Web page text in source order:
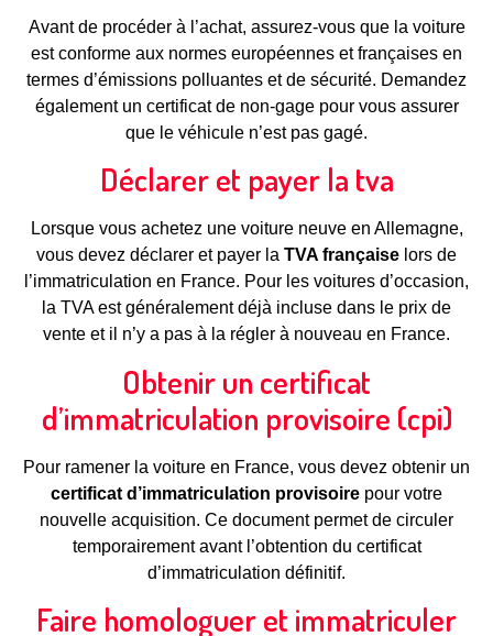
Avant de procéder à l’achat, assurez-vous que la voiture
est conforme aux normes européennes et françaises en
termes d’émissions polluantes et de sécurité. Demandez
également un certificat de non-gage pour vous assurer
que le véhicule n’est pas gagé.
Déclarer et payer la tva
Lorsque vous achetez une voiture neuve en Allemagne,
vous devez déclarer et payer la TVA française lors de
l’immatriculation en France. Pour les voitures d’occasion,
la TVA est généralement déjà incluse dans le prix de
vente et il n’y a pas à la régler à nouveau en France.
Obtenir un certificat
d’immatriculation provisoire (cpi)
Pour ramener la voiture en France, vous devez obtenir un
certificat d’immatriculation provisoire pour votre
nouvelle acquisition. Ce document permet de circuler
temporairement avant l’obtention du certificat
d’immatriculation définitif.
Faire homologuer et immatriculer